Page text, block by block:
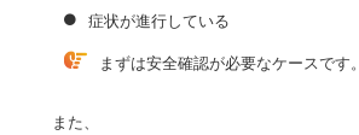
症状が進行している
まずは安全確認が必要なケースです。
また、